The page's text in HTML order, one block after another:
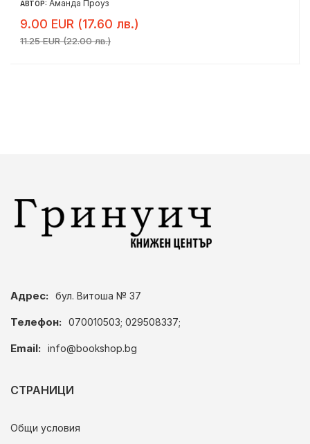
АВТОР: Аманда Проуз
9.00 EUR (17.60 лв.)
11.25 EUR (22.00 лв.)
Адрес: бул. Витоша № 37
Телефон: 070010503; 029508337;
Email: info@bookshop.bg
СТРАНИЦИ
Общи условия